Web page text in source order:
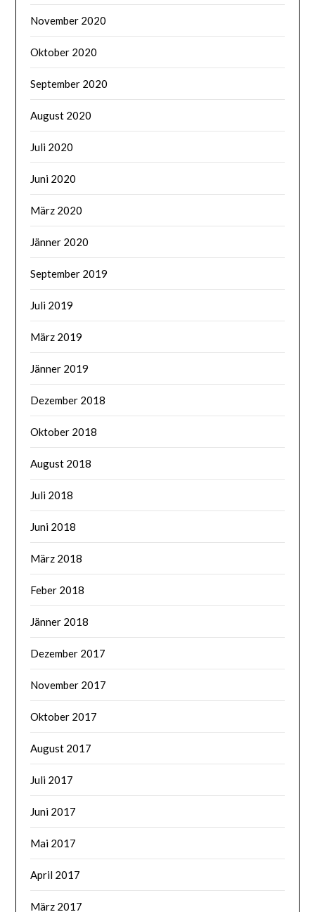
November 2020
Oktober 2020
September 2020
August 2020
Juli 2020
Juni 2020
März 2020
Jänner 2020
September 2019
Juli 2019
März 2019
Jänner 2019
Dezember 2018
Oktober 2018
August 2018
Juli 2018
Juni 2018
März 2018
Feber 2018
Jänner 2018
Dezember 2017
November 2017
Oktober 2017
August 2017
Juli 2017
Juni 2017
Mai 2017
April 2017
März 2017